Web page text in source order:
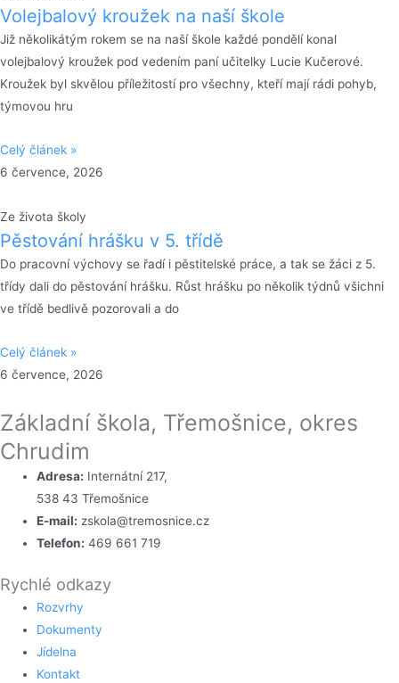
Volejbalový kroužek na naší škole
Již několikátým rokem se na naší škole každé pondělí konal
volejbalový kroužek pod vedením paní učitelky Lucie Kučerové.
Kroužek byl skvělou příležitostí pro všechny, kteří mají rádi pohyb,
týmovou hru
Celý článek »
6 července, 2026
Ze života školy
Pěstování hrášku v 5. třídě
Do pracovní výchovy se řadí i pěstitelské práce, a tak se žáci z 5.
třídy dali do pěstování hrášku. Růst hrášku po několik týdnů všichni
ve třídě bedlivě pozorovali a do
Celý článek »
6 července, 2026
Základní škola, Třemošnice, okres
Chrudim
Adresa: Internátní 217,
538 43 Třemošnice
E-mail: zskola@tremosnice.cz
Telefon: 469 661 719
Rychlé odkazy
Rozvrhy
Dokumenty
Jídelna
Kontakt